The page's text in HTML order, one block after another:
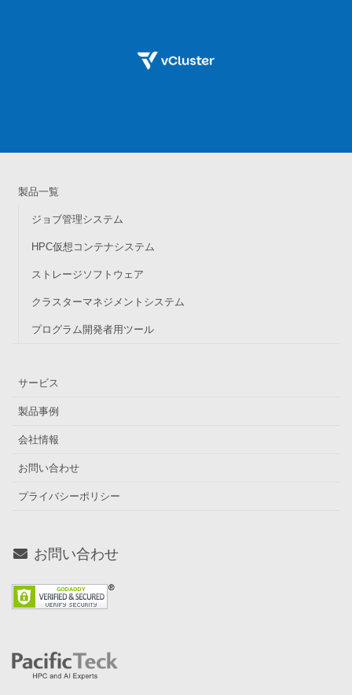
製品一覧
ジョブ管理システム
HPC仮想コンテナシステム
ストレージソフトウェア
クラスターマネジメントシステム
プログラム開発者用ツール
サービス
製品事例
会社情報
お問い合わせ
プライバシーポリシー
お問い合わせ